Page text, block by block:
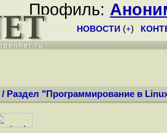
Профиль:
НОВОСТИ (+)
/ Раздел "Программирование в